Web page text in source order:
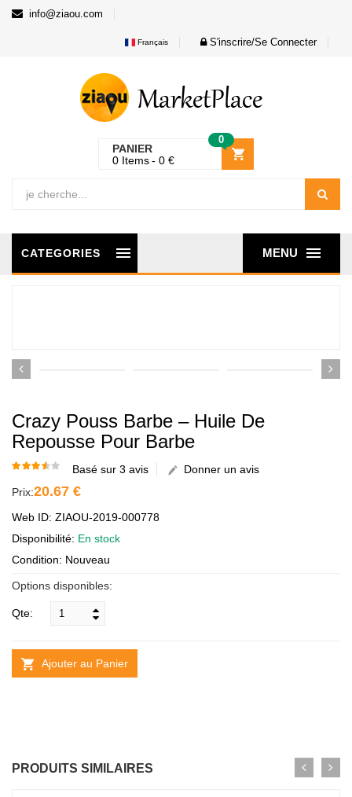
info@ziaou.com
Français S'inscrire/Se Connecter
PANIER
0
0 Items 0 €
MENU
CATEGORIES
Crazy Pouss Barbe – Huile De
Repousse Pour Barbe
Basé sur 3 avis
Donner un avis
Prix:20.67 €
Web ID: ZIAOU-2019-000778
Disponibilité: En stock
Condition: Nouveau
Options disponibles:
Qte:
Ajouter au Panier
PRODUITS SIMILAIRES